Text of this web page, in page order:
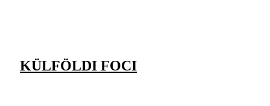
KÜLFÖLDI FOCI